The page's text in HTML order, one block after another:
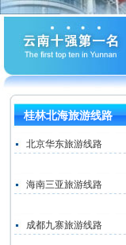
桂林北海旅游线路
北京华东旅游线路
海南三亚旅游线路
成都九寨旅游线路